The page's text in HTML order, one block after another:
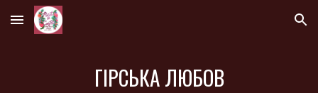
Skip to main content Skip to navigation
ГІРСЬКА ЛЮБОВ